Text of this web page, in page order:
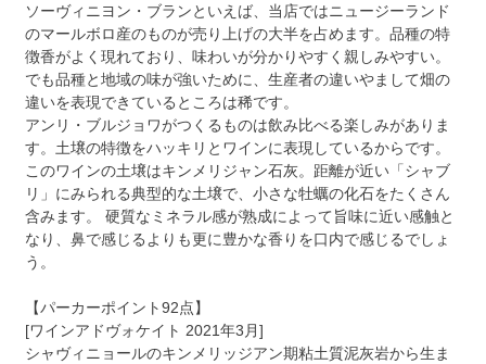
ソーヴィニヨン・ブランといえば、当店ではニュージーランド
のマールボロ産のものが売り上げの大半を占めます。品種の特
徴香がよく現れており、味わいが分かりやすく親しみやすい。
でも品種と地域の味が強いために、生産者の違いやまして畑の
違いを表現できているところは稀です。
アンリ・ブルジョワがつくるものは飲み比べる楽しみがありま
す。土壌の特徴をハッキリとワインに表現しているからです。
このワインの土壌はキンメリジャン石灰。距離が近い「シャブ
リ」にみられる典型的な土壌で、小さな牡蠣の化石をたくさん
含みます。 硬質なミネラル感が熟成によって旨味に近い感触と
なり、鼻で感じるよりも更に豊かな香りを口内で感じるでしょ
う。
【パーカーポイント92点】
[ワインアドヴォケイト 2021年3月]
シャヴィニョールのキンメリッジアン期粘土質泥灰岩から生ま